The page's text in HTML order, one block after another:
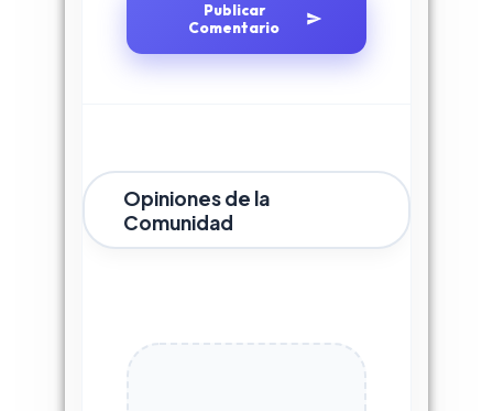
Publicar
Comentario
Opiniones de la
Comunidad